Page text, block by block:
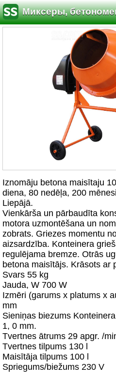
Миксеры,
Iznomāju betona maisītaju
diena, 80 nedēļa, 200
Liepājā.
Vienkārša un pārbaudīta
motora uzmontēšana un
zobrats. Griezes momentu
aizsardzība. Konteinera
regulējama bremze. Otrās
betona maisītājs. Krāsots ar
Svars 55 kg
Jauda, W 700 W
Izmēri (garums x platums x
mm
Sieniņas biezums
1, 0 mm.
Tvertnes ātrums 29 apgr. /
Tvertnes tilpums 130 l
Maisītāja tilpums 100 l
Spriegums/biežums 230 V